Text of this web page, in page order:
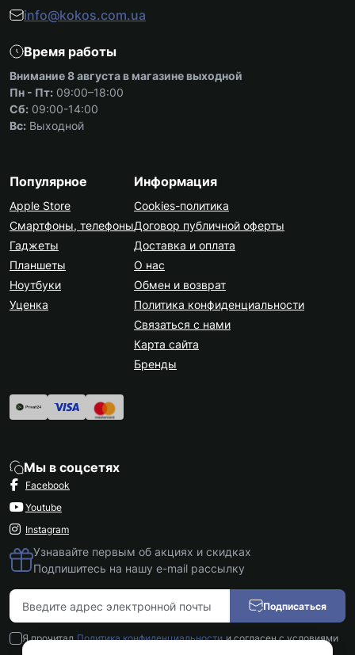
info@kokos.com.ua
Время работы
Внимание 8 августа в магазине выходной
Пн - Пт: 09:00–18:00
Сб: 09:00-14:00
Вс: Выходной
Популярное
Apple Store
Смартфоны, телефоны
Гаджеты
Планшеты
Ноутбуки
Уценка
Информация
Cookies-политика
Договор публичной оферты
Доставка и оплата
О нас
Обмен и возврат
Политика конфиденциальности
Связаться с нами
Карта сайта
Бренды
Мы в соцсетях
Facebook
Youtube
Instagram
Узнавайте первым об акциях и скидках
Подпишитесь на нашу e-mail рассылку
Подписаться
Я прочитал Политика конфиденциальности и согласен с условиями